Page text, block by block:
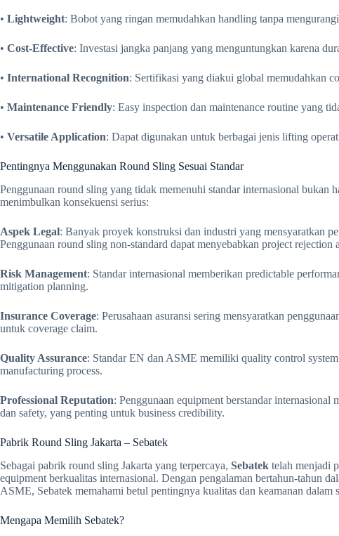
• Lightweight: Bobot yang ringan memudahkan handling tanpa
• Cost-Effective: Investasi jangka panjang yang menguntungkan karena
• International Recognition: Sertifikasi yang diakui global memudahkan
• Maintenance Friendly: Easy inspection dan maintenance routine yang
• Versatile Application: Dapat digunakan untuk berbagai jenis lifting
Pentingnya Menggunakan Round Sling Sesuai Standar
Penggunaan round sling yang tidak memenuhi standar internasional bukan
menimbulkan konsekuensi serius:
Aspek Legal: Banyak proyek konstruksi dan industri yang mensyaratkan
Penggunaan round sling non-standard dapat menyebabkan project rejection
Risk Management: Standar internasional memberikan predictable
mitigation planning.
Insurance Coverage: Perusahaan asuransi sering mensyaratkan
untuk coverage claim.
Quality Assurance: Standar EN dan ASME memiliki quality control
manufacturing process.
Professional Reputation: Penggunaan equipment berstandar
dan safety, yang penting untuk business credibility.
Pabrik Round Sling Jakarta – Sebatek
Sebagai pabrik round sling Jakarta yang terpercaya, Sebatek telah menjadi
equipment berkualitas internasional. Dengan pengalaman bertahun-tahun
ASME, Sebatek memahami betul pentingnya kualitas dan keamanan dalam
Mengapa Memilih Sebatek?